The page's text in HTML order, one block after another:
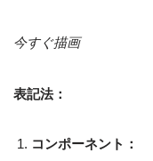
今すぐ描画
表記法：
コンポーネント：